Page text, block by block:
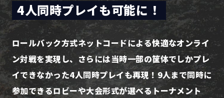
4人同時プレイも可能に！
ロールバック方式ネットコードによる快適なオンライ
ン対戦を実現し、 さらには当時一部の筐体でしかプレ
イできなかった4人同時プレイも再現！ 9人まで同時に
参加できるロビーや大会形式が選べるトーナメント